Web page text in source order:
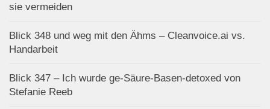
sie vermeiden
Blick 348 und weg mit den Ähms – Cleanvoice.ai vs.
Handarbeit
Blick 347 – Ich wurde ge-Säure-Basen-detoxed von
Stefanie Reeb